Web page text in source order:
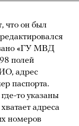
что он был
«ГУ МВД
полей
адрес
паспорта.
то указаны
адреса
номеров